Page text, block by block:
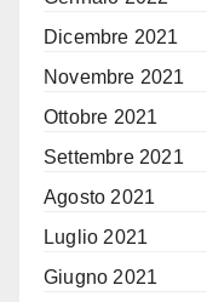
Dicembre 2021
Novembre 2021
Ottobre 2021
Settembre 2021
Agosto 2021
Luglio 2021
Giugno 2021